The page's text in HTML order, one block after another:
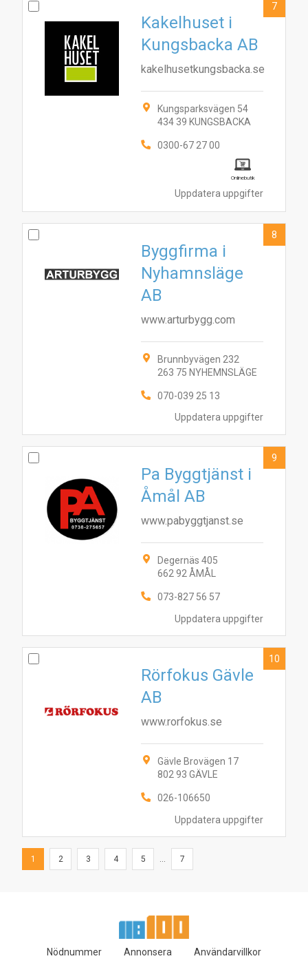
Uppdatera uppgifter
Kakelhuset i
Kungsbacka AB
kakelhusetkungsbacka.se
Kungsparksvägen 54
434 39 KUNGSBACKA
0300-67 27 00
Onlinebutik
7
Uppdatera uppgifter
Byggfirma i
Nyhamnsläge
AB
www.arturbygg.com
Brunnbyvägen 232
263 75 NYHEMNSLÄGE
070-039 25 13
8
Uppdatera uppgifter
Pa Byggtjänst i
Åmål AB
www.pabyggtjanst.se
Degernäs 405
662 92 ÅMÅL
073-827 56 57
9
Uppdatera uppgifter
Rörfokus Gävle
AB
www.rorfokus.se
Gävle Brovägen 17
802 93 GÄVLE
026-106650
10
1 2 3 4 5 ... 7
Nödnummer Annonsera Användarvillkor